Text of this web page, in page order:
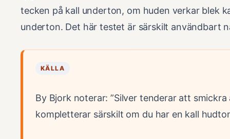
tecken på kall underton, om huden verkar blek
underton. Det här testet är särskilt användbart
KÄLLA
By Bjork noterar: ”Silver tenderar att smickra
kompletterar särskilt om du har en kall